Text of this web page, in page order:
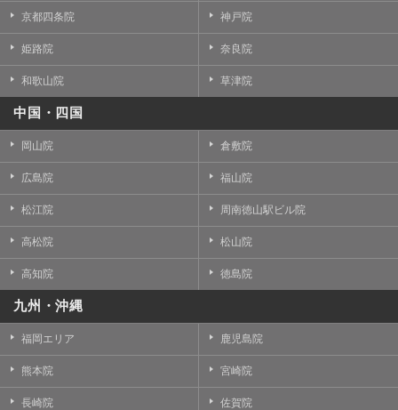
京都四条院 神戸院
姫路院 奈良院
和歌山院 草津院
中国・四国
岡山院 倉敷院
広島院 福山院
松江院 周南徳山駅ビル院
高松院 松山院
高知院 徳島院
九州・沖縄
福岡エリア 鹿児島院
熊本院 宮崎院
長崎院 佐賀院